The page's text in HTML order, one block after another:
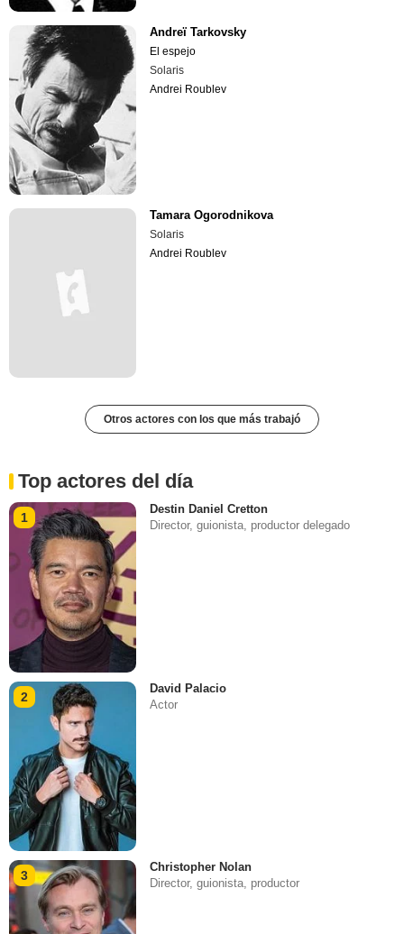
Andreï Tarkovsky
El espejo
Solaris
Andrei Roublev
Tamara Ogorodnikova
Solaris
Andrei Roublev
Otros actores con los que más trabajó
Top actores del día
1
Destin Daniel Cretton
Director, guionista, productor delegado
2
David Palacio
Actor
3
Christopher Nolan
Director, guionista, productor